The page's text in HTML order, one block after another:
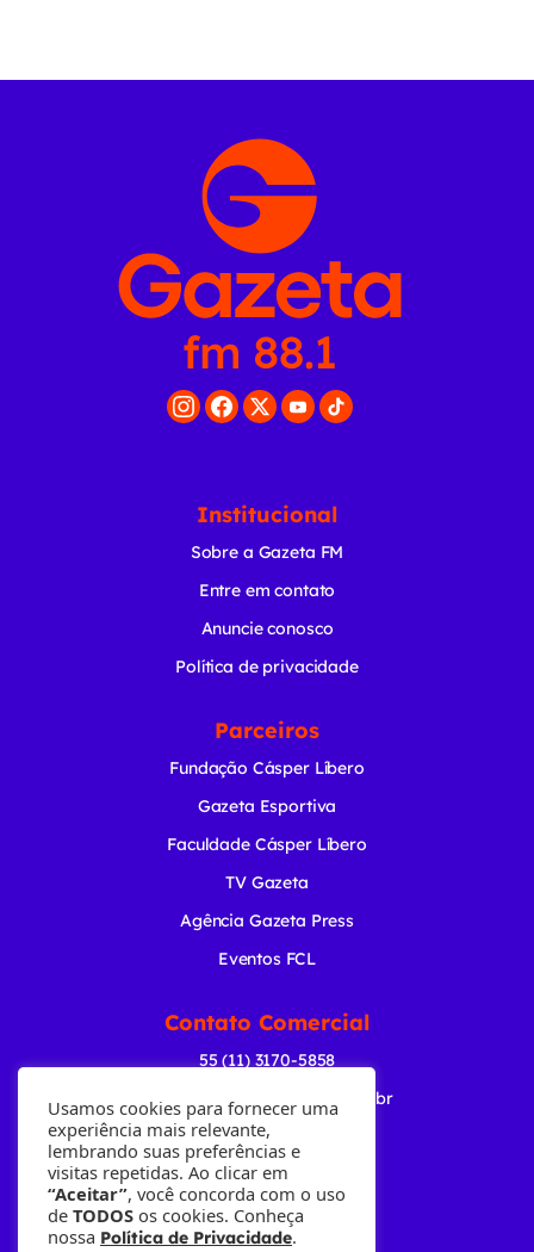
Institucional
Sobre a Gazeta FM
Entre em contato
Anuncie conosco
Política de privacidade
Parceiros
Fundação Cásper Líbero
Gazeta Esportiva
Faculdade Cásper Líbero
TV Gazeta
Agência Gazeta Press
Eventos FCL
Contato Comercial
55 (11) 3170-5858
comercial@radiogazeta.com.br
Baixe nosso APP
Usamos cookies para fornecer uma
experiência mais relevante,
lembrando suas preferências e
visitas repetidas. Ao clicar em
“Aceitar”, você concorda com o uso
de TODOS os cookies. Conheça
nossa Política de Privacidade.